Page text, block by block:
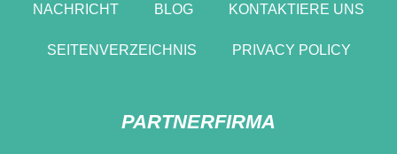
NACHRICHT BLOG KONTAKTIERE UNS
SEITENVERZEICHNIS PRIVACY POLICY
PARTNERFIRMA